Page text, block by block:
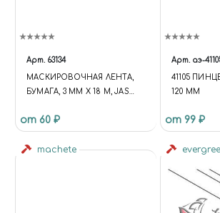
Арт. 63134
МАСКИРОВОЧНАЯ ЛЕНТА,
БУМАГА, 3 ММ Х 18 М, JAS
от 60 ₽
Арт. аэ-
41105
120 ММ
от 99 ₽
machete